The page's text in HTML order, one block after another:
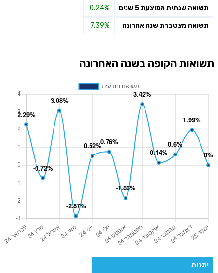
תשואה שנתית ממוצעת 5 שנים 0.24%
תשואה מצטברת שנה אחרונה 7.39%
תשואות הקופה בשנה האחרונה
יתרות